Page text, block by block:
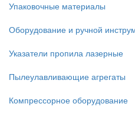
Упаковочные материалы
Оборудование и ручной
Указатели пропила лазерные
Пылеулавливающие агрегаты
Компрессорное оборудование